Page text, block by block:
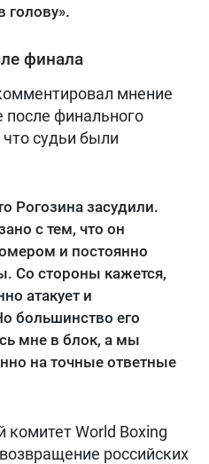
голову».
финала
мнение
финального
судьи были
Рогозина засудили.
с тем, что он
и постоянно
Со стороны кажется,
атакует и
большинство его
мне в блок, а мы
на точные ответные
World Boxing
российских